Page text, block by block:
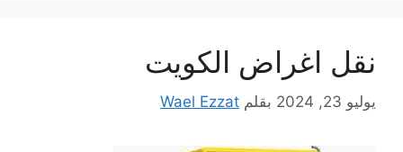
نقل اغراض الكويت
يوليو 23, 2024 بقلم Wael Ezzat